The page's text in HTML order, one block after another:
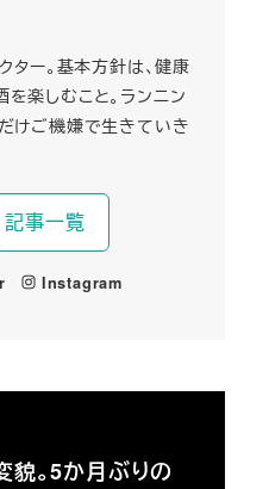
ター。基本方針は、健康
楽しむこと。ランニン
けご機嫌で生きていき
記事一覧
Instagram
。5か月ぶりの